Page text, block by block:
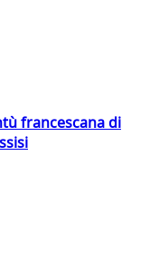
francescana di